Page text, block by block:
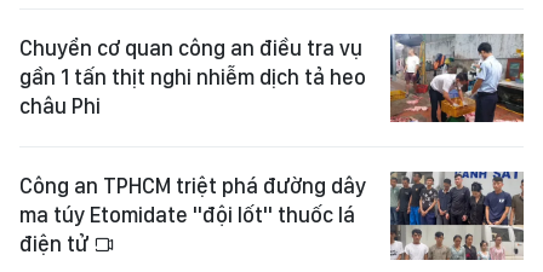
Chuyển cơ quan công an điều tra vụ
gần 1 tấn thịt nghi nhiễm dịch tả heo
châu Phi
Công an TPHCM triệt phá đường dây
ma túy Etomidate "đội lốt" thuốc lá
điện tử